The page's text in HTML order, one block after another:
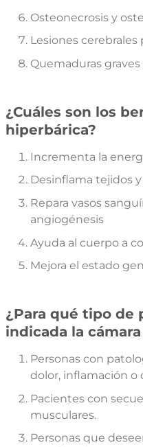
Osteonecrosis y
Lesiones cerebrales
Quemaduras
¿Cuáles son los
hiperbárica?
Incrementa la
Desinflama tejidos
Repara vasos
angiogénesis
Ayuda al cuerpo a
Mejora el estado
¿Para qué tipo de
indicada la
Personas con
dolor, inflamación o
Pacientes con
musculares.
Personas que